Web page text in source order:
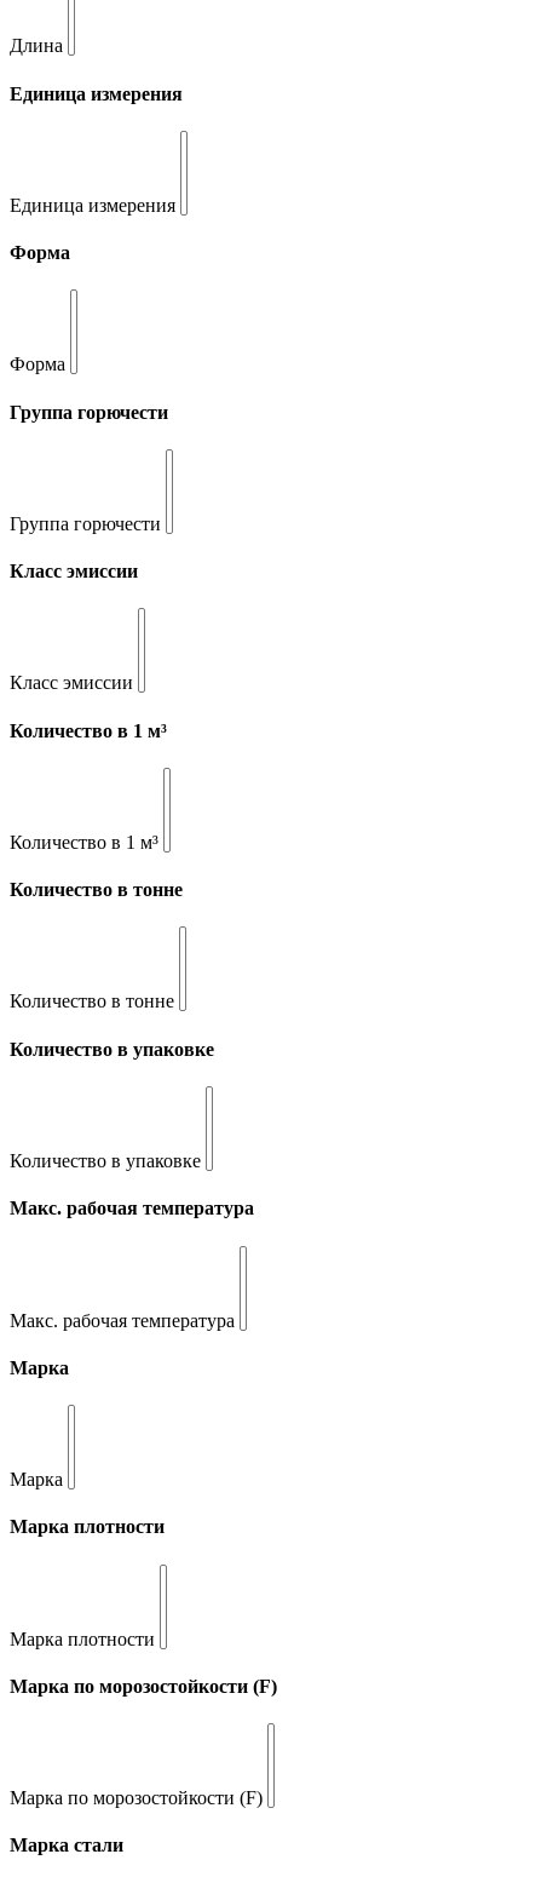
Длина
Единица измерения
Единица измерения
Форма
Форма
Группа горючести
Группа горючести
Класс эмиссии
Класс эмиссии
Количество в 1 м³
Количество в 1 м³
Количество в тонне
Количество в тонне
Количество в упаковке
Количество в упаковке
Макс. рабочая температура
Макс. рабочая температура
Марка
Марка
Марка плотности
Марка плотности
Марка по морозостойкости (F)
Марка по морозостойкости (F)
Марка стали